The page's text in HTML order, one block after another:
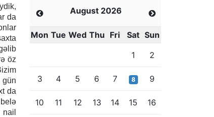
da
öz
gün
da
August 2026
Mon Tue Wed Thu Fri Sat Sun
1
2
3 4 5 6 7 8 9
10 11 12 13 14 15 16